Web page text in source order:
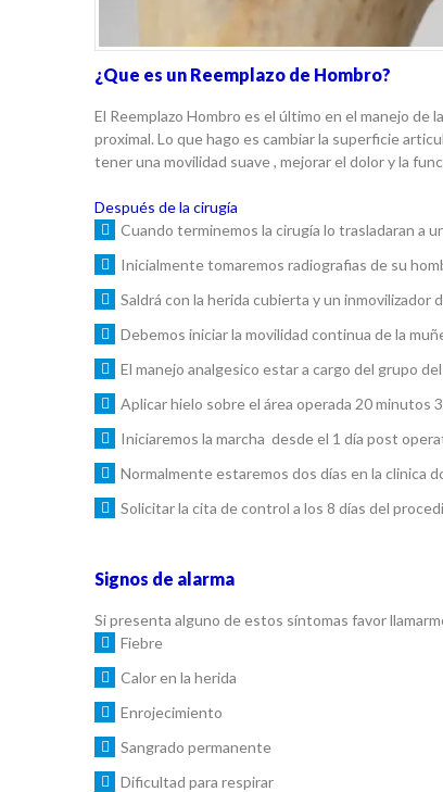
¿Que es un Reemplazo de Hombro?
El Reemplazo Hombro es el último en el manejo
proximal. Lo que hago es cambiar la superficie
tener una movilidad suave , mejorar el dolor y la
Después de la cirugía
Cuando terminemos la cirugía lo trasladaran a
Inicialmente tomaremos radiografias de su
Saldrá con la herida cubierta y un inmovilizador
Debemos iniciar la movilidad continua de la
El manejo analgesico estar a cargo del grupo
Aplicar hielo sobre el área operada 20 minutos
Iniciaremos la marcha desde el 1 día post
Normalmente estaremos dos días en la clinica
Solicitar la cita de control a los 8 días del
Signos de alarma
Si presenta alguno de estos síntomas favor
Fiebre
Calor en la herida
Enrojecimiento
Sangrado permanente
Dificultad para respirar